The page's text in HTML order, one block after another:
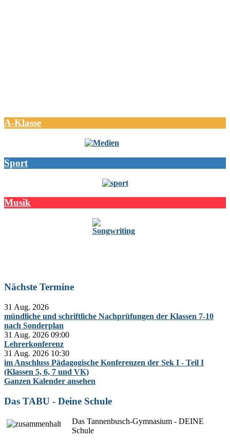
A-Klasse
Sport
Musik
Nächste Termine
31 Aug. 2026
mündliche und schriftliche Nachprüfungen der Klassen 7-10
nach Sonderplan
31 Aug. 2026 09:00
Lehrerkonferenz
31 Aug. 2026 10:30
im Anschluss Pädagogische Konferenzen der Sek I - Teil I
(Klassen 5, 6, 7 und VK)
Ganzen Kalender ansehen
Das TABU - Deine Schule
Das Tannenbusch-Gymnasium - DEINE
Schule